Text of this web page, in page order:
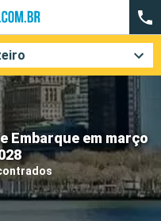
Embarque em março